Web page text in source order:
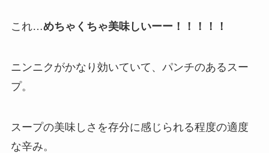
これ…めちゃくちゃ美味しいーー！！！！！
ニンニクがかなり効いていて、パンチのあるスー
プ。
スープの美味しさを存分に感じられる程度の適度
な辛み。